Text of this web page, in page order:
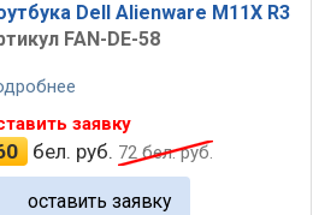
Dell Alienware M11X R3
FAN-DE-58
заявку
бел. руб. 72бел. руб.
оставить заявку